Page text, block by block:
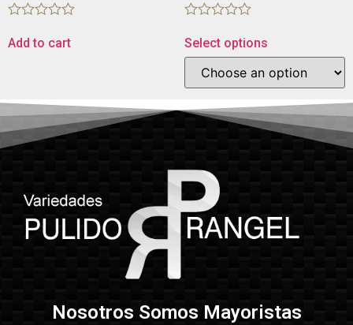
0
Add to cart
0
Select options
Nosotros Somos Mayoristas